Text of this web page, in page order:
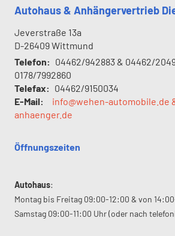
Autohaus & Anhängervertrieb
Jeverstraße 13a
D-26409Wittmund
Telefon: 04462/942883 & 04462/
0178/7992860
Telefax: 04462/9150034
E-Mail:
info@wehen-automobile.de
anhaenger.de
Öffnungszeiten
Autohaus:
Montag bis Freitag 09:00-12:00 & von
Samstag 09:00-11:00 Uhr (oder nach